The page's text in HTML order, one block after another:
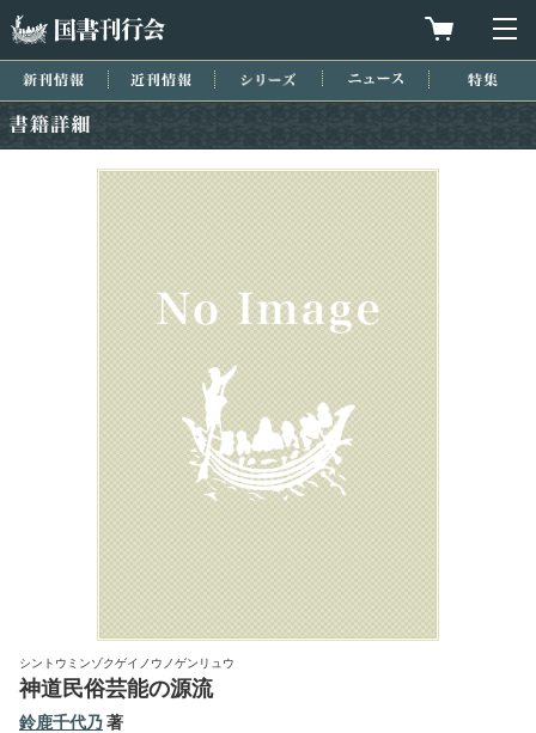
買物カゴを
新刊情報 近刊情報 シリーズ ニュース
シントウミンゾクゲイノウノゲンリュウ
神道民俗芸能の源流
鈴鹿千代乃著